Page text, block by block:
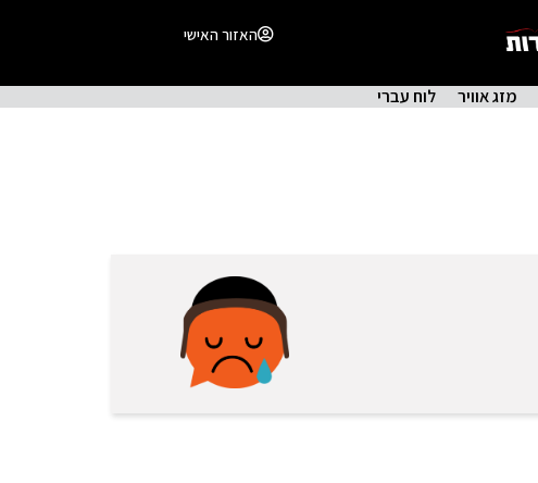
האזור האישי
מזג אוויר לוח עברי